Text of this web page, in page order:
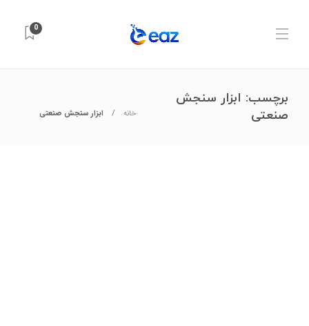
0
برچسب: ابزار سنجش
صنعتی
خانه ابزار سنجش صنعتی